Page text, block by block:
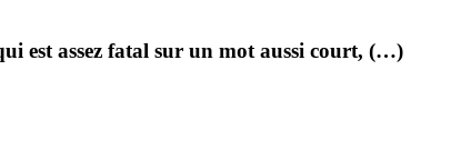
est assez fatal sur un mot aussi court, (…)